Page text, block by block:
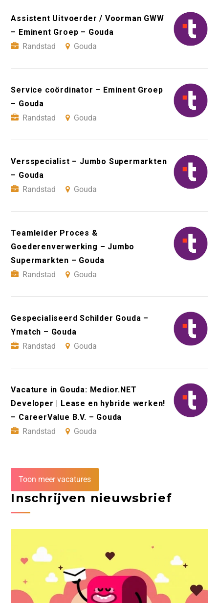
Assistent Uitvoerder / Voorman GWW
– Eminent Groep – Gouda
Randstad
Gouda
Service coördinator – Eminent Groep
– Gouda
Randstad
Gouda
Versspecialist – Jumbo Supermarkten
– Gouda
Randstad
Gouda
Teamleider Proces &
Goederenverwerking – Jumbo
Supermarkten – Gouda
Randstad
Gouda
Gespecialiseerd Schilder Gouda –
Ymatch – Gouda
Randstad
Gouda
Vacature in Gouda: Medior.NET
Developer | Lease en hybride werken!
– CareerValue B.V. – Gouda
Randstad
Gouda
Toon meer vacatures
Inschrijven nieuwsbrief